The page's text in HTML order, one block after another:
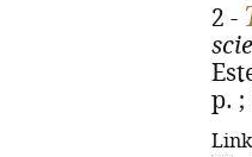
2 -
p. ;